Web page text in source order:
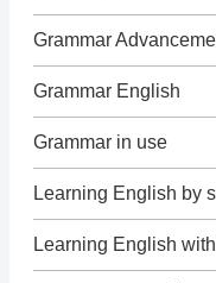
Grammar
Grammar English
Grammar in use
Learning English by
Learning English